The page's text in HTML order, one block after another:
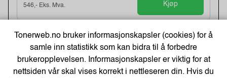
546,- Eks. Mva. Kjøp
-19%
Termoetikett 102X192Mm Ø76Mm
(350 stk)
Varenummer:243896 /1315306-002
Lagerstatus:673 stk på lager.
Tonerweb.no bruker informasjonskapsler (cookies) for å
samle inn statistikk som kan bidra til å forbedre
brukeropplevelsen. Informasjonskapsler er viktig for at
nettsiden vår skal vises korrekt i nettleseren din. Hvis du